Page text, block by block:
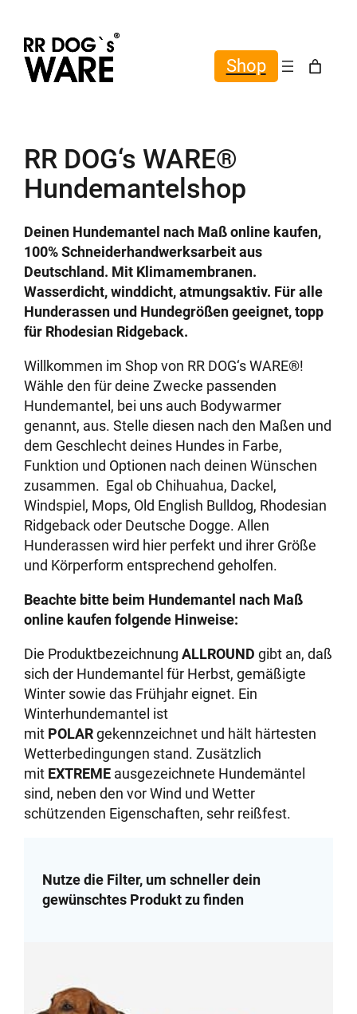
Shop
RR DOG‘s WARE®
Hundemantelshop
Deinen Hundemantel nach Maß online kaufen,
100% Schneiderhandwerksarbeit aus
Deutschland. Mit Klimamembranen.
Wasserdicht, winddicht, atmungsaktiv. Für alle
Hunderassen und Hundegrößen geeignet, topp
für Rhodesian Ridgeback.
Willkommen im Shop von RR DOG‘s WARE®!
Wähle den für deine Zwecke passenden
Hundemantel, bei uns auch Bodywarmer
genannt, aus. Stelle diesen nach den Maßen und
dem Geschlecht deines Hundes in Farbe,
Funktion und Optionen nach deinen Wünschen
zusammen. Egal ob Chihuahua, Dackel,
Windspiel, Mops, Old English Bulldog, Rhodesian
Ridgeback oder Deutsche Dogge. Allen
Hunderassen wird hier perfekt und ihrer Größe
und Körperform entsprechend geholfen.
Beachte bitte beim Hundemantel nach Maß
online kaufen folgende Hinweise:
Die ProduktbezeichnungALLROUND gibt an, daß
sich der Hundemantel für Herbst, gemäßigte
Winter sowie das Frühjahr eignet. Ein
Winterhundemantel ist
mit POLARgekennzeichnet und hält härtesten
Wetterbedingungen stand. Zusätzlich
mit EXTREME ausgezeichnete Hundemäntel
sind, neben den vor Wind und Wetter
schützenden Eigenschaften, sehr reißfest.
Nutze die Filter, um schneller dein
gewünschtes Produkt zu finden